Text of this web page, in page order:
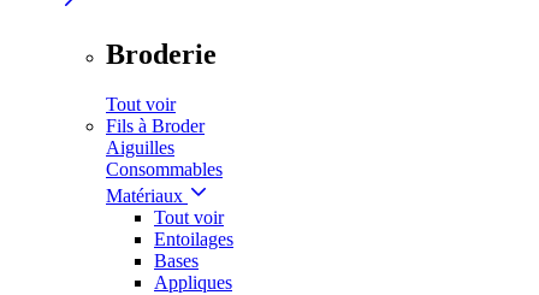
Broderie
Tout voir
Fils à Broder
Aiguilles
Consommables
Matériaux
Tout voir
Entoilages
Bases
Appliques